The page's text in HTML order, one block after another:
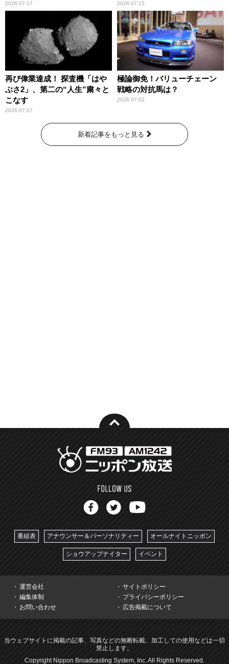
2026.07.17 2026.07.15
再び偉業達成！ 探査機「はや
ぶさ2」、第二の“人生”粛々と
こなす
2026.07.07
極論御免！バリューチェーン
戦略の対抗馬は？
2026.07.02
新着記事をもっと見る
番組表 アナウンサー＆パーソナリティー オールナイトニッポン
ショウアップナイター イベント
運営会社
サイトポリシー
編集体制
プライバシーポリシー
お問い合わせ
広告掲載について
当ウェブサイトに掲載の記事、写真などの無断転載、加工しての使用などは一切
禁止します。
Copyright Nippon Broadcasting System, Inc. All Rights Reserved.